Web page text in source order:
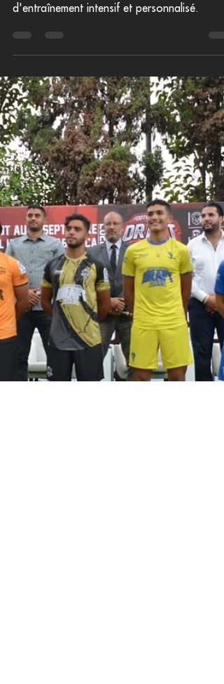
stages de football
haute performance !
rigoureux, ils bénéficient d'un programme
d'entraînement intensif et personnalisé.